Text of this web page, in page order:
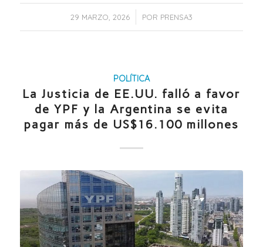
29 MARZO, 2026
/ POR PRENSA3
POLÍTICA
La Justicia de EE.UU. falló a favor
de YPF y la Argentina se evita
pagar más de US$16.100 millones